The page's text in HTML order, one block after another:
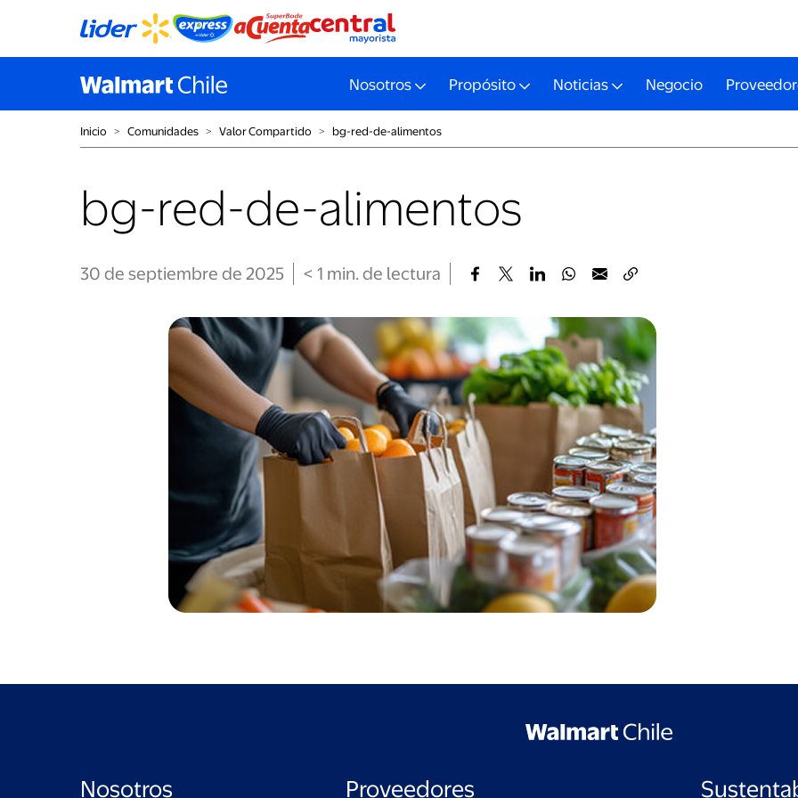
Nosotros Propósito Noticias Negocio
Inicio ˃ Comunidades ˃ Valor Compartido ˃ bg-red-de-alimentos
bg-red-de-alimentos
30 de septiembre de 2025 < 1 min. de lectura
Nosotros Proveedores